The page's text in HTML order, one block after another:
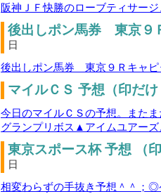
阪神ＪＦ快勝のローブティサー
後出しポン馬券 東京９
日
後出しポン馬券 東京９Ｒキャピ
マイルＣＳ 予想（印だ
今日のマイルＣＳの予想。また
グランプリボス▲アイムユアー
東京スポース杯 予想 （
日
相変わらずの手抜き予想＾＾；